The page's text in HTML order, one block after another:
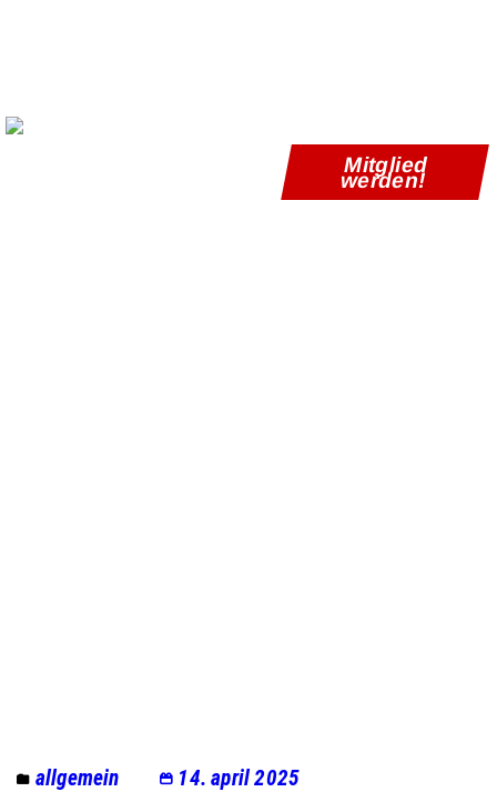
Mitglied
werden!
allgemein 14. april 2025